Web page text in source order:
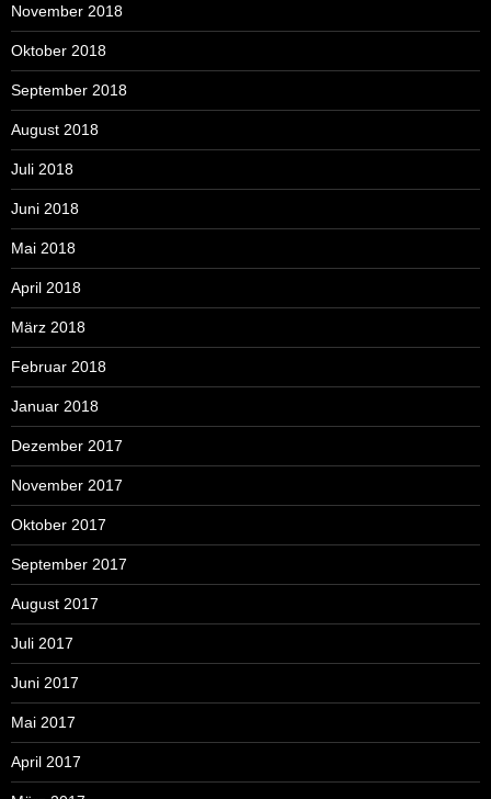
November 2018
Oktober 2018
September 2018
August 2018
Juli 2018
Juni 2018
Mai 2018
April 2018
März 2018
Februar 2018
Januar 2018
Dezember 2017
November 2017
Oktober 2017
September 2017
August 2017
Juli 2017
Juni 2017
Mai 2017
April 2017